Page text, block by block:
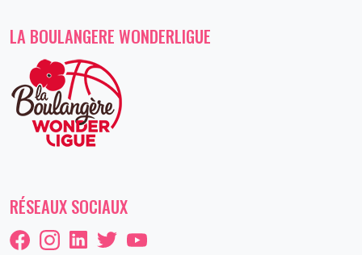
LA BOULANGERE WONDERLIGUE
RÉSEAUX SOCIAUX